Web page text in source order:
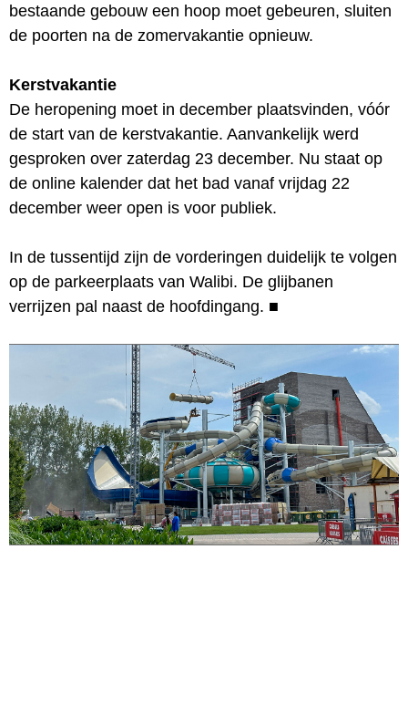
bestaande gebouw een hoop moet gebeuren, sluiten
de poorten na de zomervakantie opnieuw.
Kerstvakantie
De heropening moet in december plaatsvinden, vóór
de start van de kerstvakantie. Aanvankelijk werd
gesproken over zaterdag 23 december. Nu staat op
de online kalender dat het bad vanaf vrijdag 22
december weer open is voor publiek.
In de tussentijd zijn de vorderingen duidelijk te volgen
op de parkeerplaats van Walibi. De glijbanen
verrijzen pal naast de hoofdingang. ■